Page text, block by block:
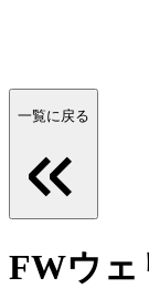
一覧に戻る
FWウェ